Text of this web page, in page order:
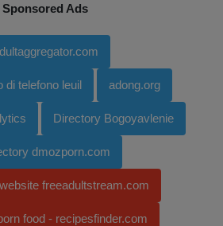
Sponsored Ads
di telefono leuil adong.org
Directory Bogoyavlenie
dmozporn.com
freeadultstream.com
food - recipesfinder.com